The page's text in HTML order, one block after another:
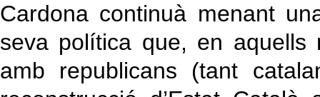
Cardona continuà menant
seva política que, en aquells
amb republicans (tant